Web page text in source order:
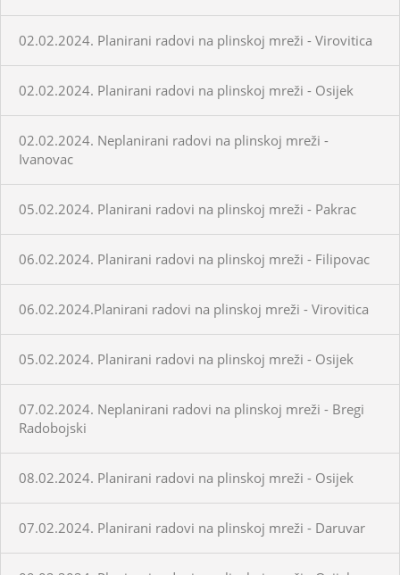
02.02.2024. Planirani radovi na plinskoj mreži - Virovitica
02.02.2024. Planirani radovi na plinskoj mreži - Osijek
02.02.2024. Neplanirani radovi na plinskoj mreži -
Ivanovac
05.02.2024. Planirani radovi na plinskoj mreži - Pakrac
06.02.2024. Planirani radovi na plinskoj mreži - Filipovac
06.02.2024.Planirani radovi na plinskoj mreži - Virovitica
05.02.2024. Planirani radovi na plinskoj mreži - Osijek
07.02.2024. Neplanirani radovi na plinskoj mreži - Bregi
Radobojski
08.02.2024. Planirani radovi na plinskoj mreži - Osijek
07.02.2024. Planirani radovi na plinskoj mreži - Daruvar